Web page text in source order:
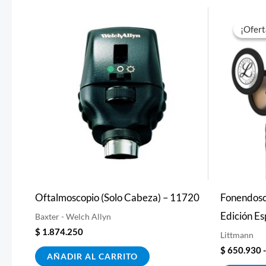
Oftalmoscopio (Solo Cabeza) – 11720
Baxter - Welch Allyn
$ 1.874.250
AÑADIR AL CARRITO
Edición
Littmann
$ 650.930-